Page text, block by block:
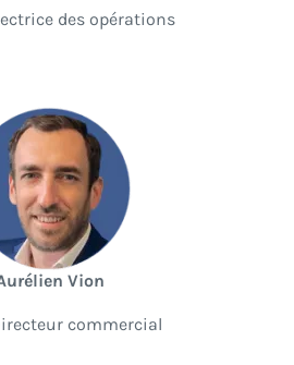
des opérations
Vion
commercial